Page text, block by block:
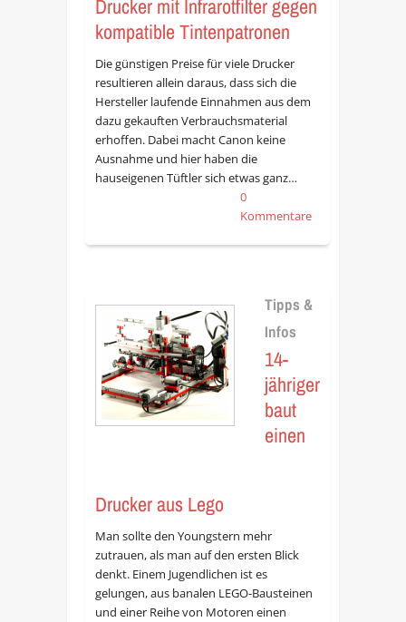
Drucker mit Infrarotfilter gegen
kompatible Tintenpatronen
Die günstigen Preise für viele Drucker
resultieren allein daraus, dass sich die
Hersteller laufende Einnahmen aus dem
dazu gekauften Verbrauchsmaterial
erhoffen. Dabei macht Canon keine
Ausnahme und hier haben die
hauseigenen Tüftler sich etwas ganz…
0
Kommentare
Tipps &
Infos
14-
jähriger
baut
einen
Drucker aus Lego
Man sollte den Youngstern mehr
zutrauen, als man auf den ersten Blick
denkt. Einem Jugendlichen ist es
gelungen, aus banalen LEGO-Bausteinen
und einer Reihe von Motoren einen